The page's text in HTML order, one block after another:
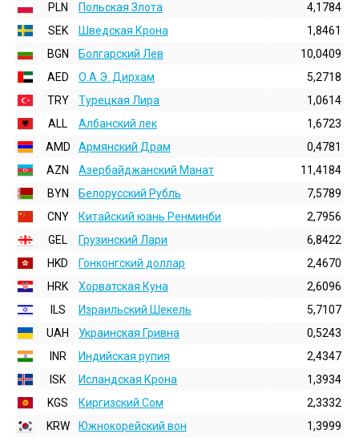
PLN
Польская Злота
4,1784
SEK
Шведская Крона
1,8461
BGN
Болгарский Лев
10,0409
AED
О.А.Э. Дирхам
5,2718
TRY
Турецкая Лира
1,0614
ALL
Албанский лек
1,6723
AMD
Армянский Драм
0,4781
AZN
Азербайджанский Манат
11,4184
BYN
Белорусский Рубль
7,5789
CNY
Китайский юань Ренминби
2,7956
GEL
Грузинский Лари
6,8422
HKD
Гонконгский доллаp
2,4670
HRK
Хорватская Куна
2,6096
ILS
Израильский Шекель
5,7107
UAH
Украинская Гривна
0,5243
INR
Индийская pупия
2,4347
ISK
Исландская Крона
1,3934
KGS
Киргизский Сом
2,3332
KRW
Южнокорейский вон
1,3999